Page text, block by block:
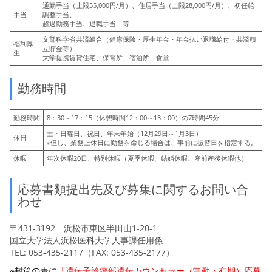
手当
通勤手当（上限55,000円/月）、住居手当（上限28,000円/月）、初任給
調整手当、
超過勤務手当、退職手当 等
福利厚
生
文部科学省共済組合（健康保険・厚生年金・年金払い退職給付・共済積
立貯金等）
大学提携賃貸住宅、保育所、宿泊所、食堂
勤務時間
勤務時間 8：30～17：15（休憩時間12：00～13：00）の7時間45分
休日
土・日曜日、祝日、年末年始（12月29日～1月3日）
※但し、業務上休日に勤務を命じる場合は、事前に振替日を指定する。
休暇
年次休暇20日、特別休暇（夏季休暇、結婚休暇、産前産後休暇他）
応募書類提出先及び募集に関するお問い合
わせ
〒431-3192 浜松市東区半田山1-20-1
国立大学法人浜松医科大学人事課任用係
TEL: 053-435-2117（FAX: 053-435-2177）